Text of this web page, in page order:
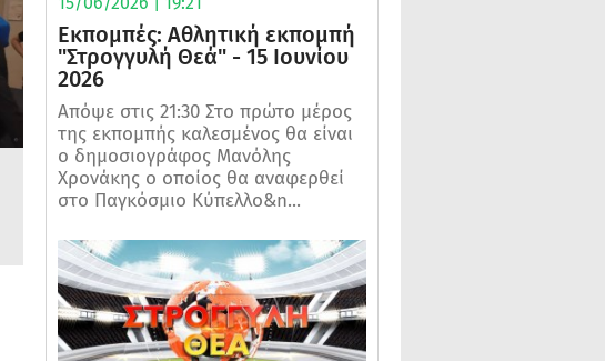
Εκπομπές: Αθλητική εκπομπή
"Στρογγυλή Θεά" - 15 Ιουνίου
2026
Απόψε στις 21:30 Στο πρώτο μέρος
της εκπομπής καλεσμένος θα είναι
ο δημοσιογράφος Μανόλης
Χρονάκης ο οποίος θα αναφερθεί
στο Παγκόσμιο Κύπελλο&n...